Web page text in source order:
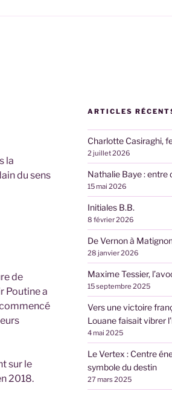
la
du sens
de
Poutine a
sur le
2018.
ARTICLES
Charlotte Casiraghi,
2 juillet 2026
Nathalie Baye : entre
15 mai 2026
Initiales B.B.
8 février 2026
De Vernon à
28 janvier 2026
Maxime Tessier,
15 septembre 2025
Vers une victoire
Louane faisait vibrer
4 mai 2025
Le Vertex : Centre
symbole du destin
27 mars 2025